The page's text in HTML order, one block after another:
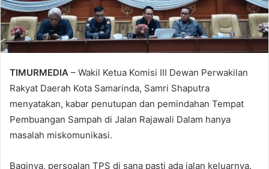
TIMURMEDIA – Wakil Ketua Komisi III Dewan Perwakilan
Rakyat Daerah Kota Samarinda, Samri Shaputra
menyatakan, kabar penutupan dan pemindahan Tempat
Pembuangan Sampah di Jalan Rajawali Dalam hanya
masalah miskomunikasi.
Baginya, persoalan TPS di sana pasti ada jalan keluarnya.